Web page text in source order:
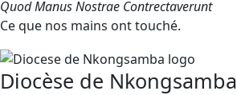
Quod Manus Nostrae Contrectaverunt
Ce que nos mains ont touché.
Diocèse de Nkongsamba